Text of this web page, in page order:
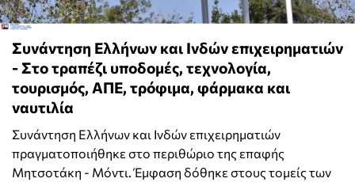
Συνάντηση Ελλήνων και Ινδών επιχειρηματιών
- Στο τραπέζι υποδομές, τεχνολογία,
τουρισμός, ΑΠΕ, τρόφιμα, φάρμακα και
ναυτιλία
Συνάντηση Ελλήνων και Ινδών επιχειρηματιών
πραγματοποιήθηκε στο περιθώριο της επαφής
Μητσοτάκη - Μόντι. Έμφαση δόθηκε στους τομείς των